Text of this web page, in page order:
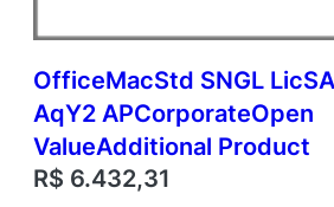
OfficeMacStd SNGL
AqY2 APCorporateOpen
ValueAdditional Product
R$ 6.432,31